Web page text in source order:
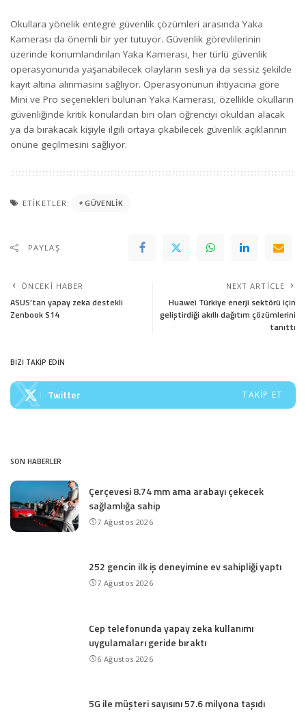
Okullara yönelik entegre güvenlik çözümleri arasında Yaka
Kamerası da önemli bir yer tutuyor. Güvenlik görevlilerinin
üzerinde konumlandırılan Yaka Kamerası, her türlü güvenlik
operasyonunda yaşanabilecek olayların sesli ya da sessiz şekilde
kayıt altına alınmasını sağlıyor. Operasyonunun ihtiyacına göre
Mini ve Pro seçenekleri bulunan Yaka Kamerası, özellikle okulların
güvenliğinde kritik konulardan biri olan öğrenciyi okuldan alacak
ya da bırakacak kişiyle ilgili ortaya çıkabilecek güvenlik açıklarının
önüne geçilmesini sağlıyor.
ETIKETLER: GÜVENLIK
PAYLAŞ
ÖNCEKI HABER
ASUS’tan yapay zeka destekli
Zenbook S14
NEXT ARTICLE
Huawei Türkiye enerji sektörü için
geliştirdiği akıllı dağıtım çözümlerini
tanıttı
BİZİ TAKİP EDİN
Twitter TAKIP ET
SON HABERLER
Çerçevesi 8.74 mm ama arabayı çekecek
sağlamlığa sahip
7 Ağustos 2026
252 gencin ilk iş deneyimine ev sahipliği yaptı
7 Ağustos 2026
Cep telefonunda yapay zeka kullanımı
uygulamaları geride bıraktı
6 Ağustos 2026
5G ile müşteri sayısını 57.6 milyona taşıdı